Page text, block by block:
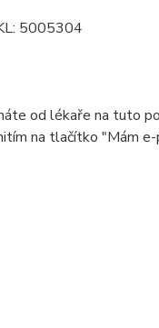
5005304
od lékaře na tuto
na tlačítko "Mám